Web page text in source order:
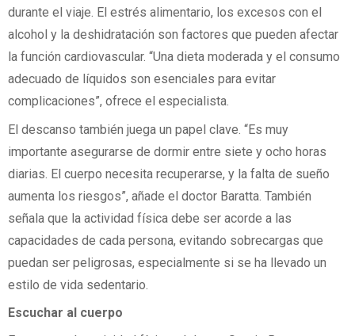
durante el viaje. El estrés alimentario, los excesos con el
alcohol y la deshidratación son factores que pueden afectar
la función cardiovascular. “Una dieta moderada y el consumo
adecuado de líquidos son esenciales para evitar
complicaciones”, ofrece el especialista.
El descanso también juega un papel clave. “Es muy
importante asegurarse de dormir entre siete y ocho horas
diarias. El cuerpo necesita recuperarse, y la falta de sueño
aumenta los riesgos”, añade el doctor Baratta. También
señala que la actividad física debe ser acorde a las
capacidades de cada persona, evitando sobrecargas que
puedan ser peligrosas, especialmente si se ha llevado un
estilo de vida sedentario.
Escuchar al cuerpo